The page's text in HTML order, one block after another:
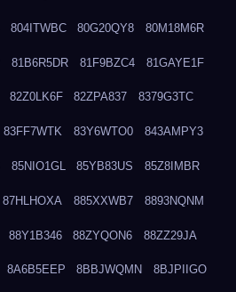
804ITWBC 80G20QY8 80M18M6R
81B6R5DR 81F9BZC4 81GAYE1F
82Z0LK6F 82ZPA837 8379G3TC
83FF7WTK 83Y6WTO0 843AMPY3
85NIO1GL 85YB83US 85Z8IMBR
87HLHOXA 885XXWB7 8893NQNM
88Y1B346 88ZYQON6 88ZZ29JA
8A6B5EEP 8BBJWQMN 8BJPIIGO